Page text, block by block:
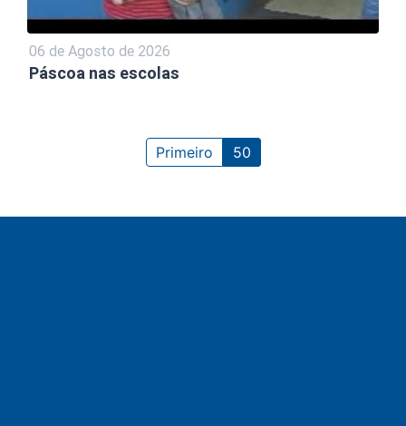
06 de Agosto de 2026
Páscoa nas escolas
Primeiro 50